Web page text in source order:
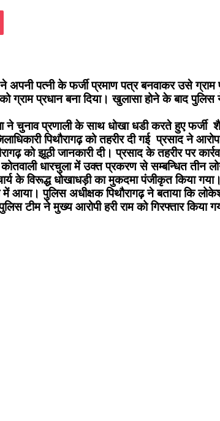
Pocket
अपनी पत्नी के फर्जी प्रमाण पत्र बनवाकर उसे
ग्राम प्रधान बना दिया। खुलासा होने के बाद
ने चुनाव प्रणाली के साथ धोखा धडी करते हुए
पिथौरागढ़ को तहरीर दी गई प्रसाद ने
को झूठी जानकारी दी। प्रसाद के तहरीर पर
धारचुला में उक्त प्रकरण से सम्बन्धित तीन लोगों
के विरूद्ध धोखाधड़ी का मुकदमा पंजीकृत किया
में आया। पुलिस अधीक्षक पिथौरागढ़ ने बताया कि
टीम ने मुख्य आरोपी हरी राम को गिरफ्तार